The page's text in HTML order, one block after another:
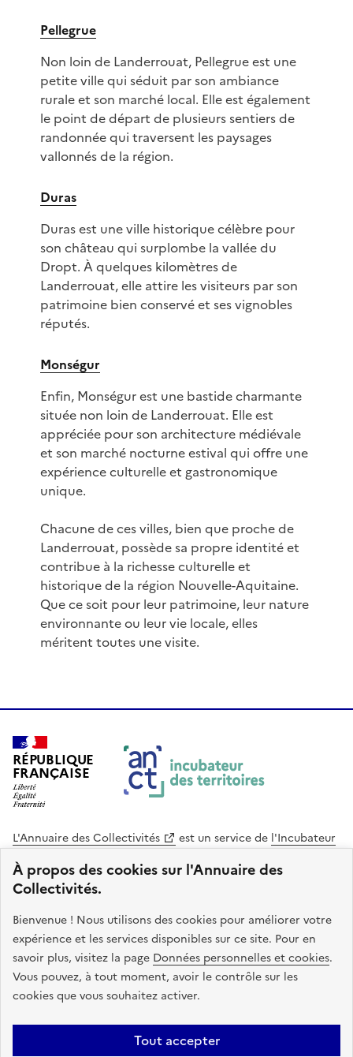
À propos des cookies sur l'Annuaire des
Collectivités.
Bienvenue ! Nous utilisons des cookies pour améliorer votre
expérience et les services disponibles sur ce site. Pour en
savoir plus, visitez la page Données personnelles et cookies.
Vous pouvez, à tout moment, avoir le contrôle sur les
cookies que vous souhaitez activer.
Tout accepter
Pellegrue
Non loin de Landerrouat, Pellegrue est une
petite ville qui séduit par son ambiance
rurale et son marché local. Elle est également
le point de départ de plusieurs sentiers de
randonnée qui traversent les paysages
vallonnés de la région.
Duras
Duras est une ville historique célèbre pour
son château qui surplombe la vallée du
Dropt. À quelques kilomètres de
Landerrouat, elle attire les visiteurs par son
patrimoine bien conservé et ses vignobles
réputés.
Monségur
Enfin, Monségur est une bastide charmante
située non loin de Landerrouat. Elle est
appréciée pour son architecture médiévale
et son marché nocturne estival qui offre une
expérience culturelle et gastronomique
unique.
Chacune de ces villes, bien que proche de
Landerrouat, possède sa propre identité et
contribue à la richesse culturelle et
historique de la région Nouvelle-Aquitaine.
Que ce soit pour leur patrimoine, leur nature
environnante ou leur vie locale, elles
méritent toutes une visite.
RÉPUBLIQUE
FRANÇAISE
L'Annuaire des Collectivités est un service de l'Incubateur
des Territoires
Cohésion des Territoires
. Le code source de ce site web
est disponible en licence libre. Le design de ce site est conçu
avec le système de design de l’État.
legifrance.gouv.fr
info.gouv.fr
service-public.gouv.fr
data.gouv.fr
Plan du site Accessibilite : non conforme
Mentions légales